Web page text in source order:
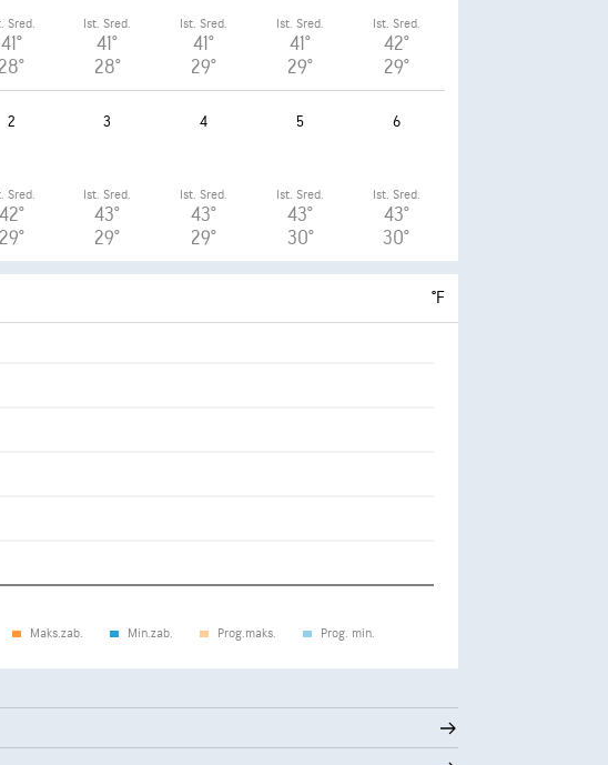
Sred.
41°
28°
Ist. Sred.
41°
28°
Ist. Sred.
41°
29°
Ist. Sred.
41°
29°
Ist. Sred.
42°
29°
2
Sred.
42°
29°
3
Ist. Sred.
43°
29°
4
Ist. Sred.
43°
29°
5
Ist. Sred.
43°
30°
6
Ist. Sred.
43°
30°
°F
Maks.zab. Min.zab. Prog.maks. Prog. min.